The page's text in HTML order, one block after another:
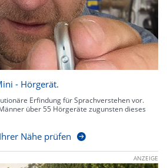
- Hörgerät.
Erfindung für Sprachverstehen vor.
über 55 Hörgeräte zugunsten dieses
Nähe prüfen
ANZEIGE